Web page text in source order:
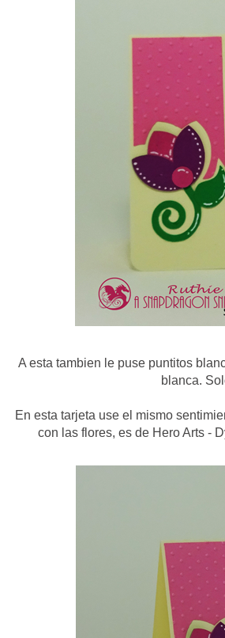
A esta tambien le puse puntitos
blanca.
En esta tarjeta use el mismo
con las flores, es de Hero Arts -